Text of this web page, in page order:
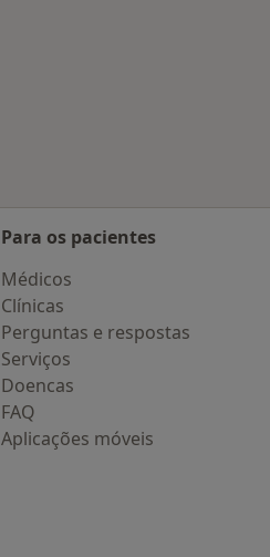
Para os pacientes
Médicos
Clínicas
Perguntas e respostas
Serviços
Doencas
FAQ
Aplicações móveis